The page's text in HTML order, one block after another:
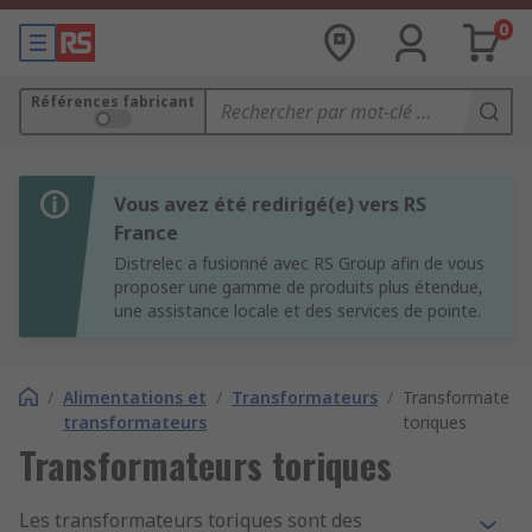
0
Références fabricant
Vous avez été redirigé(e) vers RS
France
Distrelec a fusionné avec RS Group afin de vous
proposer une gamme de produits plus étendue,
une assistance locale et des services de pointe.
/ Alimentations et
transformateurs
/ Transformateurs / Transformateurs
toriques
Transformateurs toriques
Les transformateurs toriques sont des